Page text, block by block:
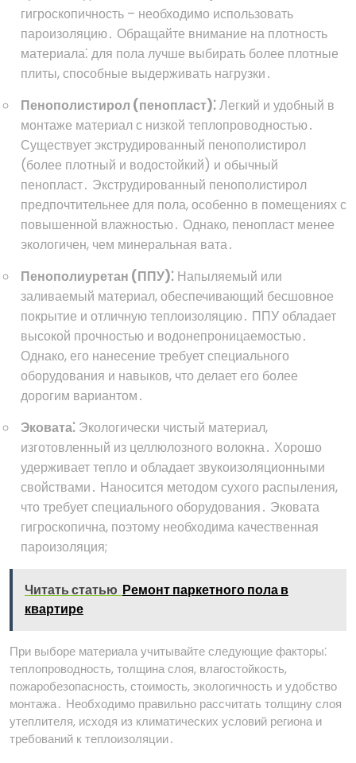
гигроскопичность – необходимо использовать
пароизоляцию․ Обращайте внимание на плотность
материала⁚ для пола лучше выбирать более плотные
плиты, способные выдерживать нагрузки․
Пенополистирол (пенопласт)⁚Легкий и удобный в
монтаже материал с низкой теплопроводностью․
Существует экструдированный пенополистирол
(более плотный и водостойкий) и обычный
пенопласт․ Экструдированный пенополистирол
предпочтительнее для пола, особенно в помещениях с
повышенной влажностью․ Однако, пенопласт менее
экологичен, чем минеральная вата․
Пенополиуретан (ППУ)⁚ Напыляемый или
заливаемый материал, обеспечивающий бесшовное
покрытие и отличную теплоизоляцию․ ППУ обладает
высокой прочностью и водонепроницаемостью․
Однако, его нанесение требует специального
оборудования и навыков, что делает его более
дорогим вариантом․
Эковата⁚ Экологически чистый материал,
изготовленный из целлюлозного волокна․ Хорошо
удерживает тепло и обладает звукоизоляционными
свойствами․ Наносится методом сухого распыления,
что требует специального оборудования․ Эковата
гигроскопична, поэтому необходима качественная
пароизоляция;
Читать статью Ремонт паркетного пола в
квартире
При выборе материала учитывайте следующие факторы⁚
теплопроводность, толщина слоя, влагостойкость,
пожаробезопасность, стоимость, экологичность и удобство
монтажа․ Необходимо правильно рассчитать толщину слоя
утеплителя, исходя из климатических условий региона и
требований к теплоизоляции․